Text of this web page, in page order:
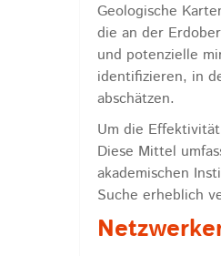
Geologische
die an der
und potenzielle
identifizieren, in
abschätzen.
Um die
Diese Mittel
akademischen
Suche erheblich